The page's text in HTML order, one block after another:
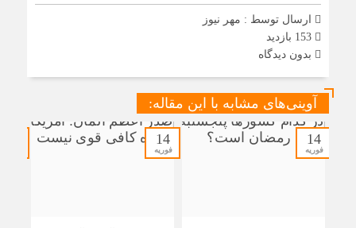
ارسال توسط : مهر نیوز
بدون دیدگاه
آوینی‌های مشابه با این مقاله:
14
فوریه
14
فوریه